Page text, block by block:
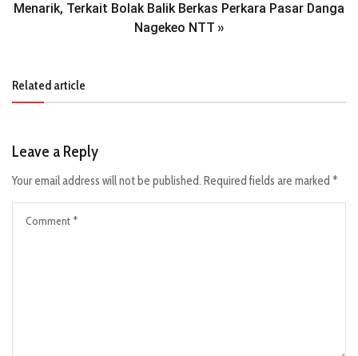
Menarik, Terkait Bolak Balik Berkas Perkara Pasar Danga
Nagekeo NTT »
Related article
Leave a Reply
Your email address will not be published. Required fields are marked *